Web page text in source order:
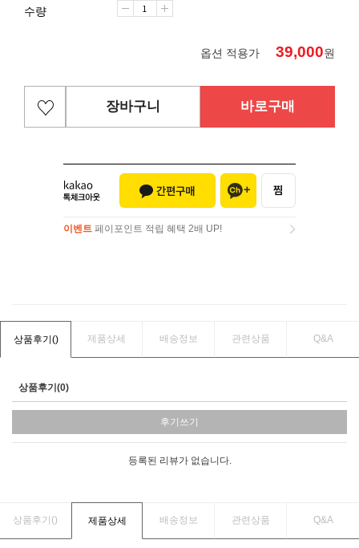
수량
옵션 적용가 39,000원
장바구니 바로구매
이벤트 페이포인트 적립 혜택 2배 UP!
상품후기() 제품상세 배송정보 관련상품 Q&A
상품후기(0)
후기쓰기
등록된 리뷰가 없습니다.
상품후기() 제품상세 배송정보 관련상품 Q&A